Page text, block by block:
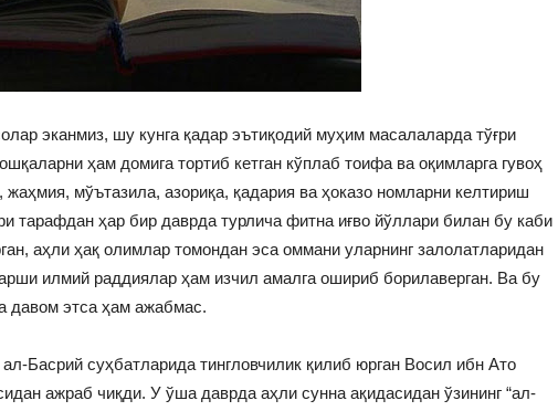
эканмиз, шу кунга қадар эътиқодий муҳим масалаларда тўғри
ҳам домига тортиб кетган кўплаб тоифа ва оқимларга гувоҳ
мўътазила, азориқа, қадария ва ҳоказо номларни келтириш
тарафдан ҳар бир даврда турлича фитна иғво йўллари билан бу каби
аҳли ҳақ олимлар томондан эса оммани уларнинг залолатларидан
илмий раддиялар ҳам изчил амалга ошириб борилаверган. Ва бу
давом этса ҳам ажабмас.
Басрий суҳбатларида тингловчилик қилиб юрган Восил ибн Ато
ажраб чиқди. У ўша даврда аҳли сунна ақидасидан ўзининг “ал-